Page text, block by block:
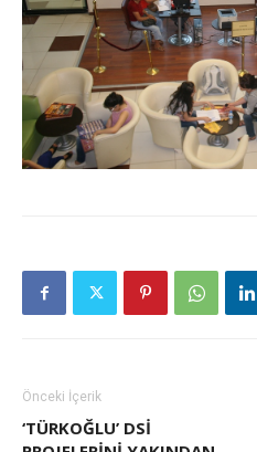
Önceki İçerik
‘TÜRKOĞLU’ DSİ